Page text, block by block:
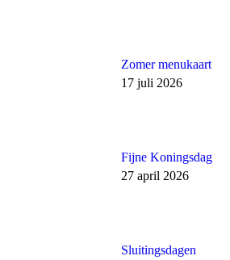
Zomer menukaart
17 juli 2026
Fijne Koningsdag
27 april 2026
Sluitingsdagen